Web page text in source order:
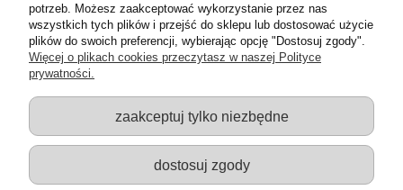
Warunki zakupów
Moje konto
Informacje o sklepie
Sklep z zabawkami Łódź :: Hurownia zabawek :: Zabawki
edukacyjne :: Zestawy artystyczne :: Zabawki :: samochody Welly
:: Zabawkownia :: zabawki dla dzieci :: Lalki :: Klocki :: Artykuły
szkolne ::
potrzeb. Możesz zaakceptować wykorzystanie przez nas
wszystkich tych plików i przejść do sklepu lub dostosować użycie
plików do swoich preferencji, wybierając opcję "Dostosuj zgody".
Więcej o plikach cookies przeczytasz w naszej Polityce
prywatności.
zaakceptuj tylko niezbędne
dostosuj zgody